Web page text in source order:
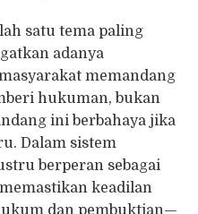
satu tema paling
adanya
memandang
hukuman, bukan
ini berbahaya jika
Dalam sistem
berperan sebagai
keadilan
dan pembuktian—